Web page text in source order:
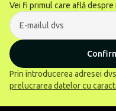
Vei fi primul care află
Prin introducerea adresei
prelucrarea datelor cu